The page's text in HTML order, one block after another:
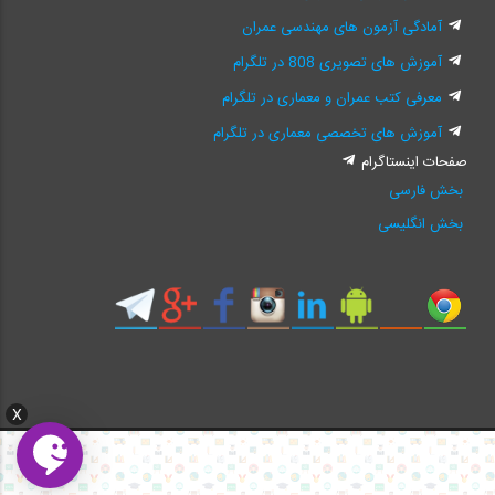
X
آمادگی آزمون های مهندسی عمران
آموزش های تصویری 808 در تلگرام
معرفی کتب عمران و معماری در تلگرام
آموزش های تخصصی معماری در تلگرام
صفحات اینستاگرام
بخش فارسی
بخش انگلیسی